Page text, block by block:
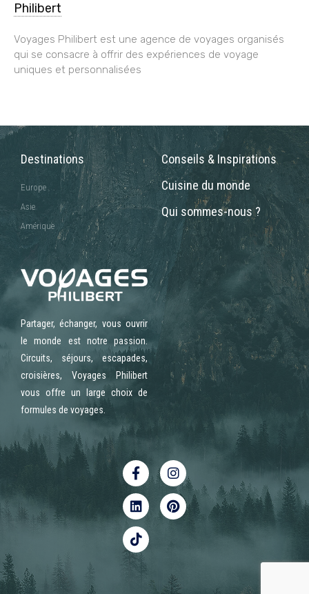
Philibert
Voyages Philibert est une agence de voyages organisés
qui se consacre à offrir des expériences de voyage
uniques et personnalisées
Destinations
Europe
Asie
Amérique
Conseils & Inspirations
Cuisine du monde
Qui sommes-nous ?
Partager, échanger, vous ouvrir
le monde est notre passion.
Circuits, séjours, escapades,
croisières, Voyages Philibert
vous offre un large choix de
formules de voyages.